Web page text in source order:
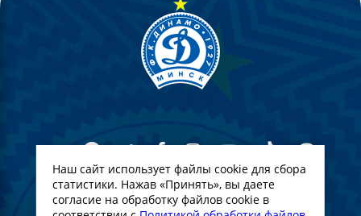
Наш сайт использует файлы cookie для сбора
статистики. Нажав «Принять», вы даете
согласие на обработку файлов cookie в